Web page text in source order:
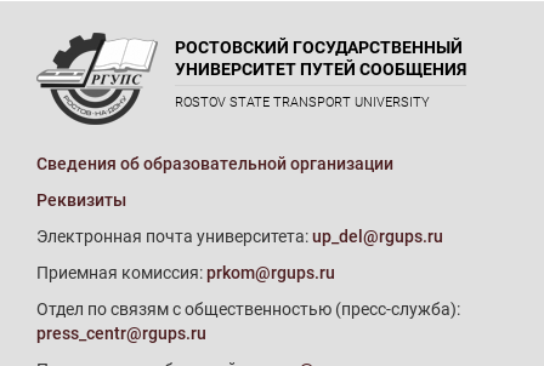
РОСТОВСКИЙ ГОСУДАРСТВЕННЫЙ
УНИВЕРСИТЕТ ПУТЕЙ СООБЩЕНИЯ
ROSTOV STATE TRANSPORT UNIVERSITY
Сведения об образовательной организации
Реквизиты
Электронная почта университета:up_del@rgups.ru
Приемная комиссия:prkom@rgups.ru
Отдел по связям с общественностью (пресс-служба):
press_centr@rgups.ru